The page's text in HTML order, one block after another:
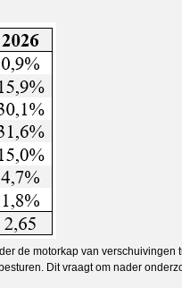
de motorkap van
Dit vraagt om nader